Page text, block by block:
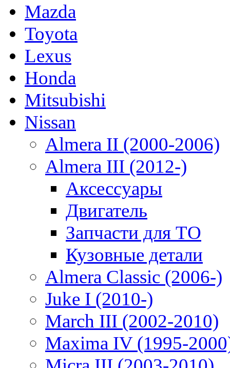
Mazda
Toyota
Lexus
Honda
Mitsubishi
Nissan
Almera II (2000-2006)
Almera III (2012-)
Аксессуары
Двигатель
Запчасти для ТО
Кузовные детали
Almera Classic (2006-)
Juke I (2010-)
March III (2002-2010)
Maxima IV (1995-